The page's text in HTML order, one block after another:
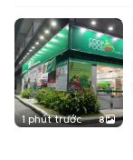
1 phút trước 8